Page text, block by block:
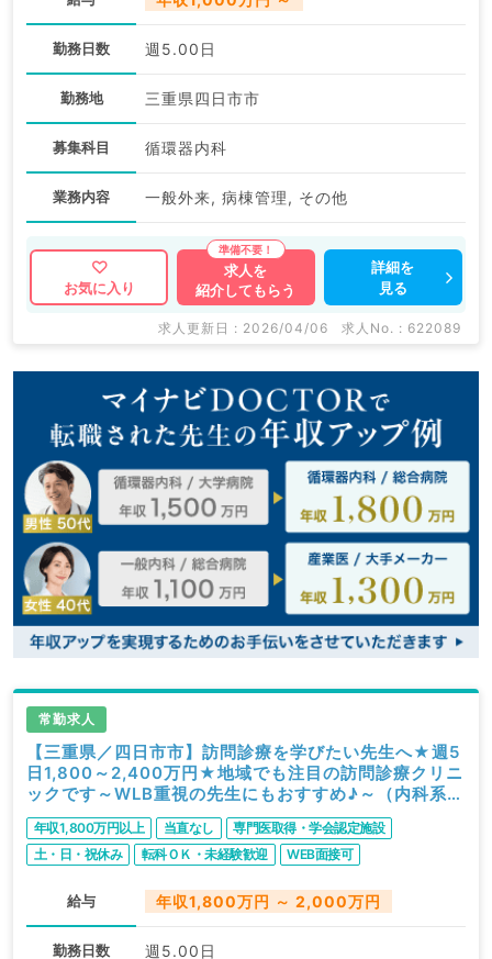
勤務日数 週5.00日
勤務地 三重県四日市市
募集科目 循環器内科
業務内容 一般外来, 病棟管理, その他
お気に入り
求人を
紹介してもらう
詳細を
見る
求人更新日 : 2026/04/06 求人No. : 622089
常勤求人
【三重県／四日市市】訪問診療を学びたい先生へ★週5
日1,800～2,400万円★地域でも注目の訪問診療クリニ
ックです～WLB重視の先生にもおすすめ♪～（内科系・
外科系／常勤）
年収1,800万円以上 当直なし
専門医取得・学会認定施設
土・日・祝休み
転科ＯＫ・未経験歓迎 WEB面接可
給与 年収1,800万円 ～ 2,000万円
勤務日数 週5.00日